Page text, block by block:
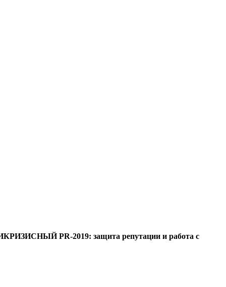
PR-2019: защита репутации и работа с